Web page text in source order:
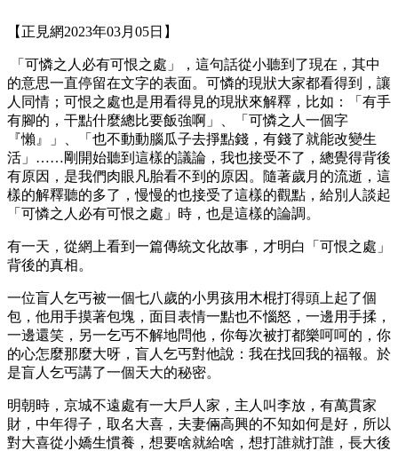
【正見網2023年03月05日】
「可憐之人必有可恨之處」，這句話從小聽到了現在，其中
的意思一直停留在文字的表面。可憐的現狀大家都看得到，讓
人同情；可恨之處也是用看得見的現狀來解釋，比如：「有手
有腳的，干點什麼總比要飯強啊」、「可憐之人一個字
『懶』」、「也不動動腦瓜子去掙點錢，有錢了就能改變生
活」……剛開始聽到這樣的議論，我也接受不了，總覺得背後
有原因，是我們肉眼凡胎看不到的原因。隨著歲月的流逝，這
樣的解釋聽的多了，慢慢的也接受了這樣的觀點，給別人談起
「可憐之人必有可恨之處」時，也是這樣的論調。
有一天，從網上看到一篇傳統文化故事，才明白「可恨之處」
背後的真相。
一位盲人乞丐被一個七八歲的小男孩用木棍打得頭上起了個
包，他用手摸著包塊，面目表情一點也不惱怒，一邊用手揉，
一邊還笑，另一乞丐不解地問他，你每次被打都樂呵呵的，你
的心怎麼那麼大呀，盲人乞丐對他說：我在找回我的福報。於
是盲人乞丐講了一個天大的秘密。
明朝時，京城不遠處有一大戶人家，主人叫李放，有萬貫家
財，中年得子，取名大喜，夫妻倆高興的不知如何是好，所以
對大喜從小嬌生慣養，想要啥就給啥，想打誰就打誰，長大後